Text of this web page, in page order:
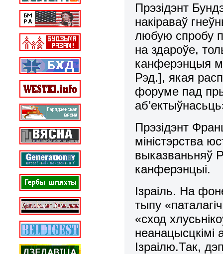
Прэзідэнт
накіраваў
любую спробу
на здароўе,
канферэнцыя
Рэд.], якая
форуме пад
Прэзідэнт
міністэрства
выказваньняў
канферэнцыі.
Ізраіль. На
тыпу
«сход
неанацысцкімі
Ізраілю.Так,